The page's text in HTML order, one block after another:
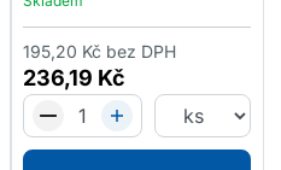
236,19 Kč
195,20 Kč bez DPH